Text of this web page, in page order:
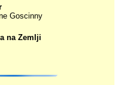
Goscinny
na Zemlji